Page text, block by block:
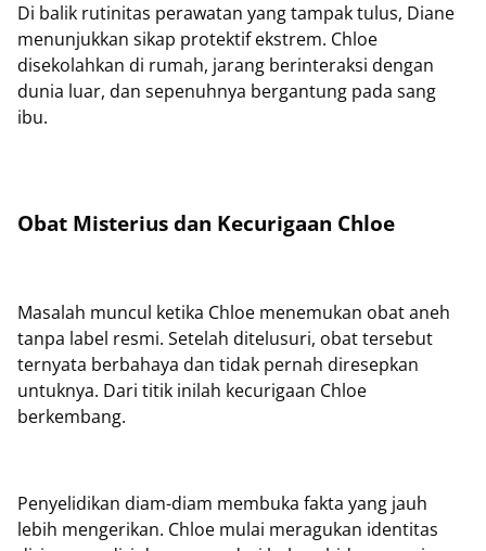
Di balik rutinitas perawatan yang tampak tulus, Diane
menunjukkan sikap protektif ekstrem. Chloe
disekolahkan di rumah, jarang berinteraksi dengan
dunia luar, dan sepenuhnya bergantung pada sang
ibu.
Obat Misterius dan Kecurigaan Chloe
Masalah muncul ketika Chloe menemukan obat aneh
tanpa label resmi. Setelah ditelusuri, obat tersebut
ternyata berbahaya dan tidak pernah diresepkan
untuknya. Dari titik inilah kecurigaan Chloe
berkembang.
Penyelidikan diam-diam membuka fakta yang jauh
lebih mengerikan. Chloe mulai meragukan identitas